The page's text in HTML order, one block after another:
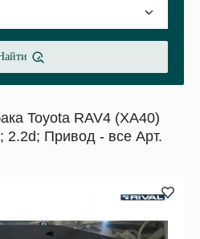
Toyota RAV4 (XA40)
2.2d; Привод - все Арт.